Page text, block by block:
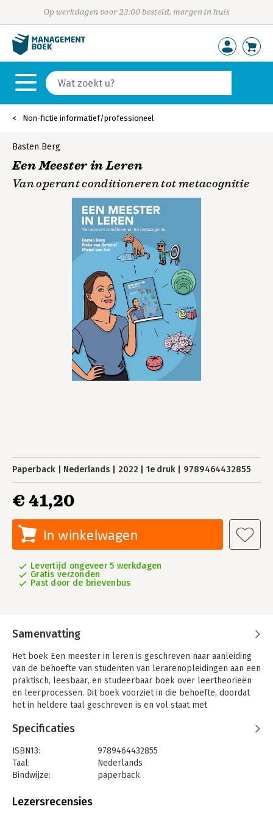
Op werkdagen voor 23:00 besteld, morgen in huis
Non-fictie informatief/professioneel
Basten Berg
Een Meester in Leren
Van operant conditioneren tot metacognitie
Paperback Nederlands 2022 1e druk 9789464432855
€ 41,20
In winkelwagen
Levertijd ongeveer 5 werkdagen
Gratis verzonden
Past door de brievenbus
Samenvatting
Het boek Een meester in leren is geschreven naar aanleiding
van de behoefte van studenten van lerarenopleidingen aan een
praktisch, leesbaar, en studeerbaar boek over leertheorieën
en leerprocessen. Dit boek voorziet in die behoefte, doordat
het in heldere taal geschreven is en vol staat met
dagelijkse onderwijspraktijk van het voorgezet onderwijs
worden.
Er worden aanknopingspunten, aanwijzingen en tips gegeven
om te komen tot concreet handelen in de dagelijkse
Specificaties
ISBN13:
9789464432855
Taal:
Nederlands
Bindwijze:
paperback
Uitgever:
Lezersrecensies